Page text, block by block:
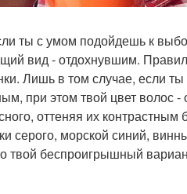
ты с умом подойдешь к
вид - отдохнувшим.
Лишь в том случае, если
при этом твой цвет волос
оттеняя их
серого, морской синий,
твой беспроигрышный